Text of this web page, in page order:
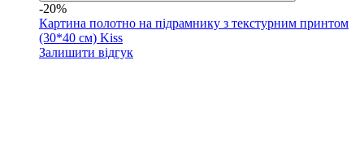
-20%
Картина полотно на підрамнику з текстурним принтом
(30*40 см) Kiss
Залишити відгук